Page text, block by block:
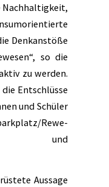
Nachhaltigkeit,
Denkanstöße
so die
zu werden.
Entschlüsse
und Schüler
Rewe-
und
Aussage